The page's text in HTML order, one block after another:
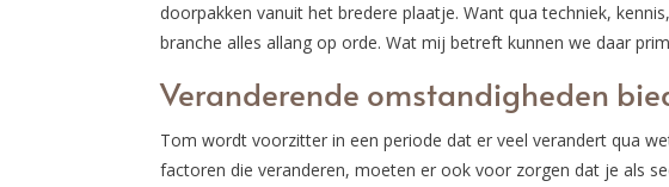
doorpakken vanuit het bredere plaatje. Want qua techniek,
branche alles allang op orde. Wat mij betreft kunnen we daar
Veranderende omstandigheden
Tom wordt voorzitter in een periode dat er veel verandert qua
factoren die veranderen, moeten er ook voor zorgen dat je als